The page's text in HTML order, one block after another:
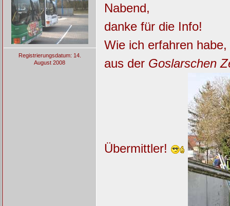
Registrierungsdatum: 14.
August 2008
Nabend,
danke für die Info!
Wie ich erfahren
aus der Goslarschen
Übermittler!